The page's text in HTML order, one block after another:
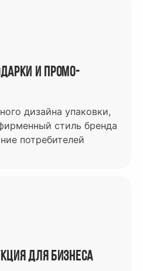
и промо-
дизайна упаковки,
стиль бренда
потребителей
для бизнеса